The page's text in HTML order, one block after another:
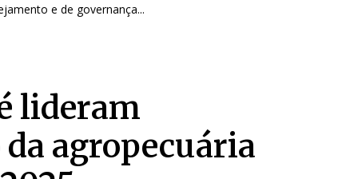
e de governança...
lideram
agropecuária